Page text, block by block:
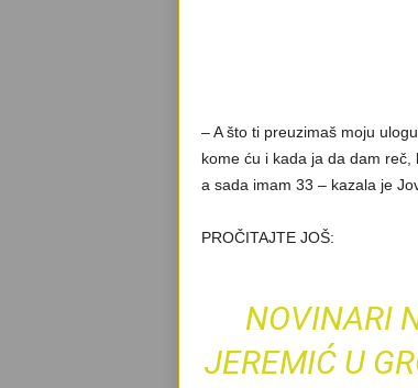
– A što ti preuzimaš moju
kome ću i kada ja da dam
a sada imam 33 – kazala je
PROČITAJTE JOŠ:
NOVINARI
JEREMIĆ U